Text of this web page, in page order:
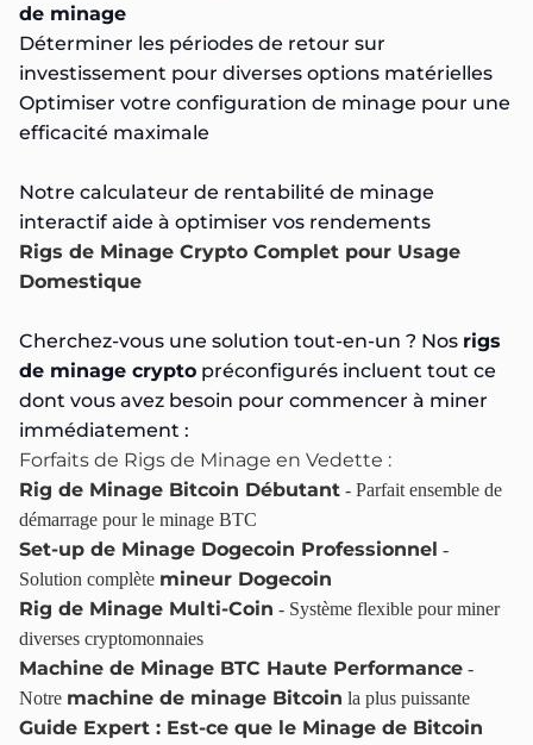
de minage
Déterminer les périodes de retour sur
investissement pour diverses options matérielles
Optimiser votre configuration de minage pour une
efficacité maximale
Notre calculateur de rentabilité de minage
interactif aide à optimiser vos rendements
Rigs de Minage Crypto Complet pour Usage
Domestique
Cherchez-vous une solution tout-en-un ? Nos rigs
de minage crypto préconfigurés incluent tout ce
dont vous avez besoin pour commencer à miner
immédiatement :
Forfaits de Rigs de Minage en Vedette :
Rig de Minage Bitcoin Débutant - Parfait ensemble de
démarrage pour le minage BTC
Set-up de Minage Dogecoin Professionnel -
Solution complète mineur Dogecoin
Rig de Minage Multi-Coin - Système flexible pour miner
diverses cryptomonnaies
Machine de Minage BTC Haute Performance -
Notre machine de minage Bitcoin la plus puissante
Guide Expert : Est-ce que le Minage de Bitcoin